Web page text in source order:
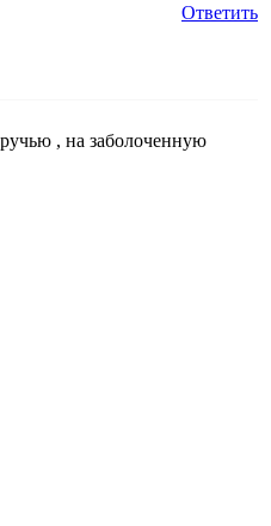
Ответить
, на заболоченную